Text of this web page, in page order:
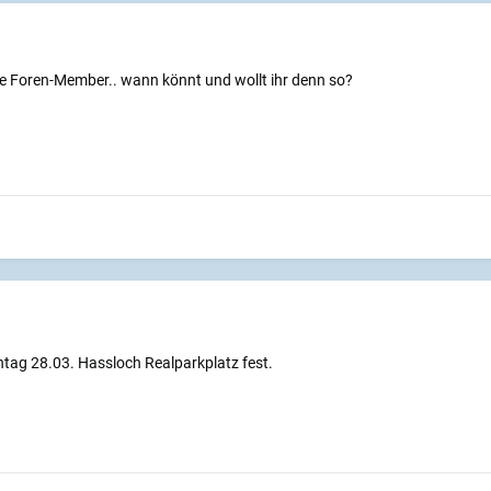
Foren-Member.. wann könnt und wollt ihr denn so?
28.03. Hassloch Realparkplatz fest.